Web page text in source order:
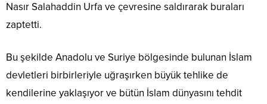
Nasır Salahaddin Urfa ve çevresine saldırarak buraları
zaptetti.
Bu şekilde Anadolu ve Suriye bölgesinde bulunan İslam
devletleri birbirleriyle uğraşırken büyük tehlike de
kendilerine yaklaşıyor ve bütün İslam dünyasını tehdit